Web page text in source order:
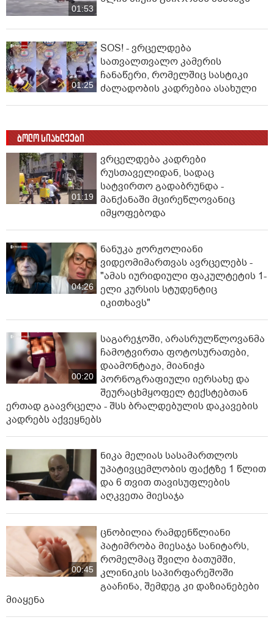
01:53
01:25
SOS! - ვრცელდება
სათვალთვალო კამერის
ჩანაწერი, რომელშიც სასტიკი
ძალადობის კადრებია ასახული
ბოლო სიახლეები
01:19
ვრცელდება კადრები
რუსთაველიდან, სადაც
სატვირთო გადაბრუნდა -
მანქანაში მცირეწლოვანიც
იმყოფებოდა
04:26
ნანუკა ჟორჟოლიანი
ვიდეომიმართვას ავრცელებს -
"ამას იურიდიული ფაკულტეტის 1-
ელი კურსის სტუდენტიც
იკითხავს"
00:20
საგარეჯოში, არასრულწლოვანმა
ჩამოტვირთა ფოტოსურათები,
დაამონტაჟა, მიანიჭა
პორნოგრაფიული იერსახე და
შეურაცხმყოფელ ტექსტებთან
ერთად გაავრცელა - შსს ბრალდებულის დაკავების
კადრებს აქვეყნებს
ნიკა მელიას სასამართლოს
უპატივცემლობის ფაქტზე 1 წლით
და 6 თვით თავისუფლების
აღკვეთა მიესაჯა
00:45
ცნობილია რამდენწლიანი
პატიმრობა მიესაჯა სანიტარს,
რომელმაც შვილი ბათუმში,
კლინიკის საპირფარეშოში
გააჩინა, შემდეგ კი დაზიანებები
მიაყენა